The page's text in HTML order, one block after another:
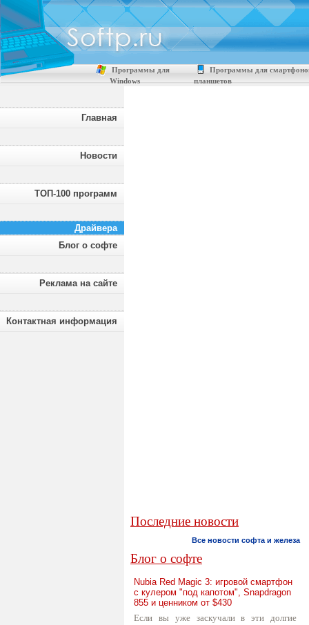
Программы для
Windows
Программы для
планшетов
Главная
Новости
ТОП-100 программ
Драйвера
Блог о софте
Реклама на сайте
Контактная информация
Последние новости
Все новости софта и железа
Блог о софте
Nubia Red Magic 3: игровой смартфон
с кулером "под капотом", Snapdragon
855 и ценником от $430
Если вы уже заскучали в эти долгие